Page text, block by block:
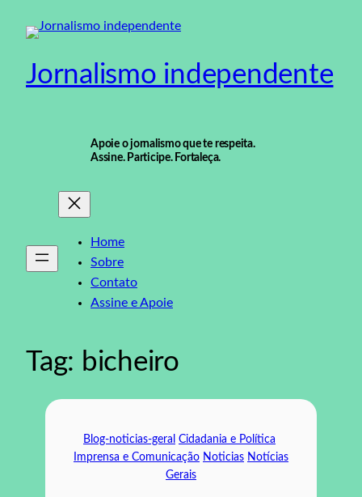
para
conteúdo
Jornalismo independente
Apoie o jornalismo que te respeita.
Assine. Participe. Fortaleça.
Home
Sobre
Contato
Assine e Apoie
Tag: bicheiro
Blog-noticias-geral Cidadania e Política
Imprensa e Comunicação Noticias Notícias
Gerais